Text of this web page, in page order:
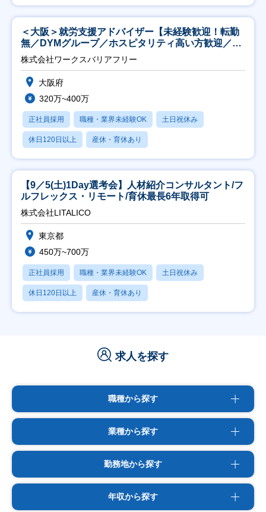
＜大阪＞就労支援アドバイザー【未経験歓迎！転勤
無／DYMグループ／ホスピタリティ高い方歓迎／土
日祝】
株式会社ワークスバリアフリー
大阪府
320万~400万
正社員採用 職種・業界未経験OK 土日祝休み
休日120日以上 産休・育休あり
【9／5(土)1Day選考会】人材紹介コンサルタント/フ
ルフレックス・リモート/育休最長6年取得可
株式会社LITALICO
東京都
450万~700万
正社員採用 職種・業界未経験OK 土日祝休み
休日120日以上 産休・育休あり
求人を探す
職種から探す
業種から探す
勤務地から探す
年収から探す